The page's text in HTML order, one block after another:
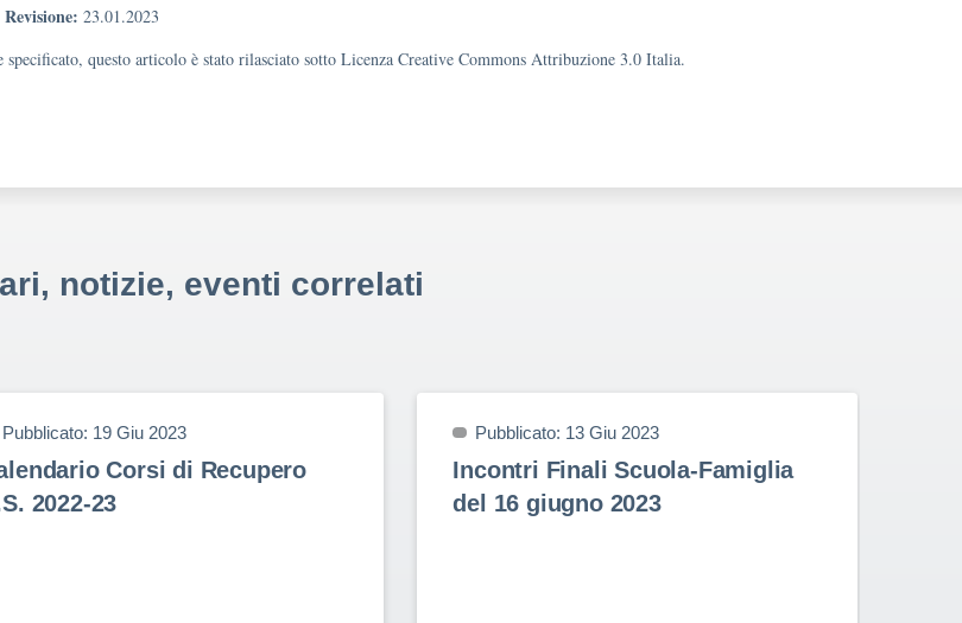
Revisione: 23.01.2023
specificato, questo articolo è stato rilasciato sotto Licenza Creative Commons Attribuzione 3.0 Italia.
notizie, eventi correlati
Pubblicato: 19 Giu 2023
Corsi di Recupero
2022-23
Pubblicato: 13 Giu 2023
Incontri Finali Scuola-Famiglia
del 16 giugno 2023